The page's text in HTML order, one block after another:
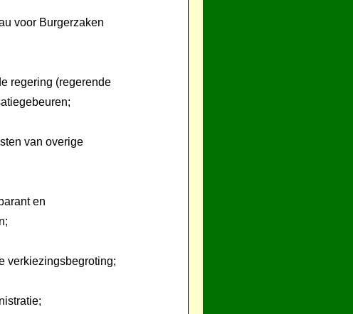
voor Burgerzaken
regering (regerende
van overige
en
verkiezingsbegroting;